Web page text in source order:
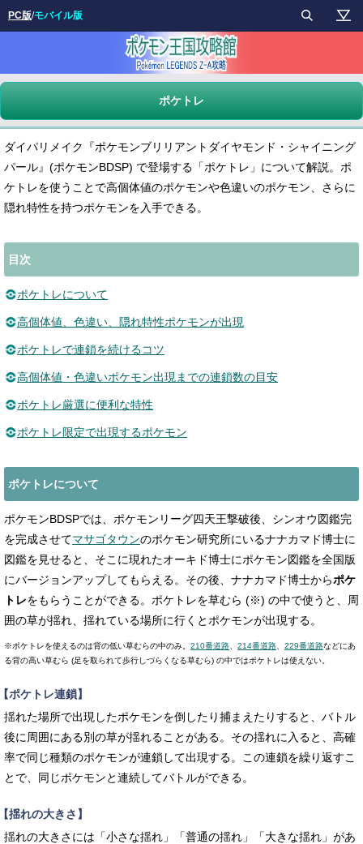
ポケトレ
ダイパリメイク『ポケモンブリリアントダイヤモンド・シャイニング
パール』(ポケモンBDSP) で登場する「ポケトレ」について解説。ポ
ケトレを使うことで高個体値のポケモンや色違いのポケモン、さらに
隠れ特性を持つポケモンを入手できる。
目次
ポケトレについて
高個体値、色違い、隠れ特性ポケモンが出現
ポケトレで連鎖を続けるコツ
高個体値・色違いポケモン出現までの連鎖数の目安
ポケトレ厳選に便利な特性
ポケトレ限定で出現するポケモン
ポケトレについて
ポケモンBDSPでは、ポケモンリーグ四天王撃破後、シンオウ図鑑完
を完成させてマサゴタウンのポケモン研究所にいるナナカマド博士に
図鑑を見せると、そこに現れたオーキド博士にポケモン図鑑を全国版
にバージョンアップしてもらえる。その後、ナナカマド博士からポケ
トレをもらうことができる。ポケトレを草むら (※) の中で使うと、周
囲の草が揺れ、揺れている場所に行くとポケモンが出現する。
※ポケトレを使えるのは背の低い草むらの中のみ。 210番道路 214番道路 229番道路などにあ
る背の高い草むら (足を取られて歩行しづらくなる草むら) の中ではポケトレは使えない。
ポケトレ連鎖】
揺れた場所で出現したポケモンを倒したり捕まえたりすると、バトル
後に周囲にある別の草が揺れることがある。その揺れに入ると、高確
率で同じ種類のポケモンが連鎖して出現する。この連鎖を繰り返すこ
とで、同じポケモンと連続してバトルができる。
揺れの大きさ】
揺れの大きさには「小さな揺れ」「普通の揺れ」「大きな揺れ」があ
PC版/モバイル版